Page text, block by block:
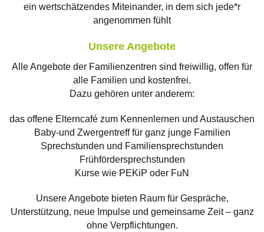
ein wertschätzendes Miteinander, in dem sich jede*r
angenommen fühlt
Unsere Angebote
Alle Angebote der Familienzentren sind freiwillig, offen für
alle Familien und kostenfrei.
Dazu gehören unter anderem:
das offene Elterncafé zum Kennenlernen und Austauschen
Baby-und Zwergentreff für ganz junge Familien
Sprechstunden und Familiensprechstunden
Frühfördersprechstunden
Kurse wie PEKiP oder FuN
Unsere Angebote bieten Raum für Gespräche,
Unterstützung, neue Impulse und gemeinsame Zeit – ganz
ohne Verpflichtungen.